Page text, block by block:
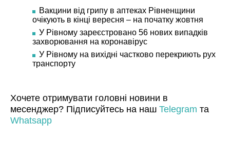
Вакцини від грипу в аптеках Рівненщини
очікують в кінці вересня – на початку жовтня
У Рівному зареєстровано 56 нових випадків
захворювання на коронавірус
У Рівному на вихідні частково перекриють рух
транспорту
Хочете отримувати головні новини в
месенджер? Підписуйтесь на наш Telegram та
Whatsapp